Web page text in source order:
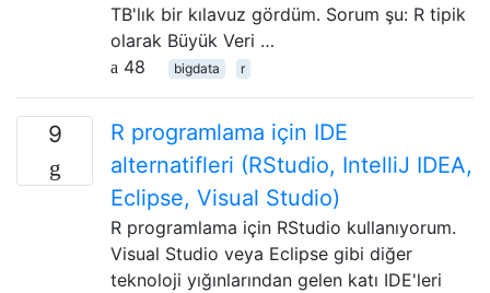
TB'lık bir kılavuz gördüm. Sorum şu: R tipik
olarak Büyük Veri …
48
bigdata r
9
R programlama için IDE
alternatifleri (RStudio, IntelliJ IDEA,
Eclipse, Visual Studio)
R programlama için RStudio kullanıyorum.
Visual Studio veya Eclipse gibi diğer
teknoloji yığınlarından gelen katı IDE'leri